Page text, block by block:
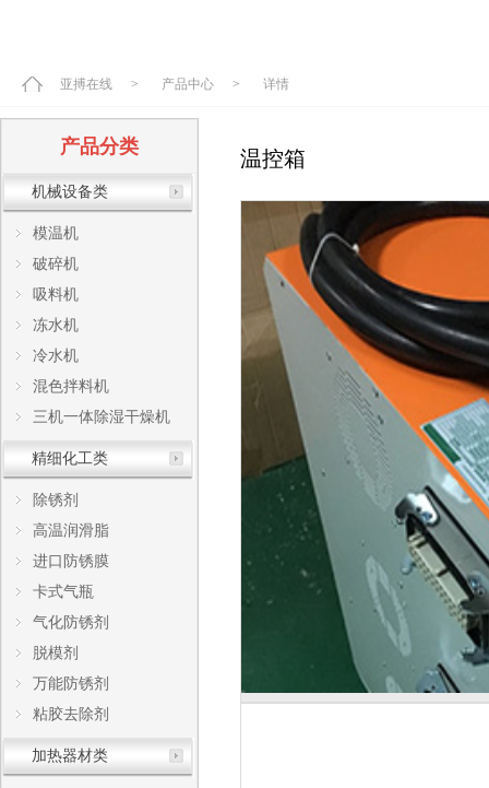
亚搏在线 > 产品中心 > 详情
产品分类
机械设备类
模温机
破碎机
吸料机
冻水机
冷水机
混色拌料机
三机一体除湿干燥机
精细化工类
除锈剂
高温润滑脂
进口防锈膜
卡式气瓶
气化防锈剂
脱模剂
万能防锈剂
粘胶去除剂
加热器材类
温控箱